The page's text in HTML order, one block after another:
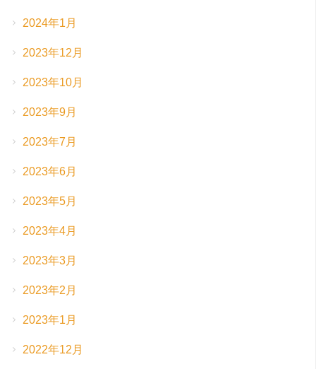
2024年1月
2023年12月
2023年10月
2023年9月
2023年7月
2023年6月
2023年5月
2023年4月
2023年3月
2023年2月
2023年1月
2022年12月